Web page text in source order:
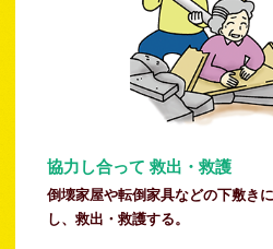
協力し合って 救出・救護
倒壊家屋や転倒家具などの下敷き
し、救出・救護する。